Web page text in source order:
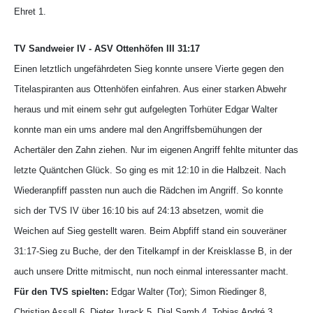
Ehret 1.
TV Sandweier IV - ASV Ottenhöfen III 31:17
Einen letztlich ungefährdeten Sieg konnte unsere Vierte gegen den
Titelaspiranten aus Ottenhöfen einfahren. Aus einer starken Abwehr
heraus und mit einem sehr gut aufgelegten Torhüter Edgar Walter
konnte man ein ums andere mal den Angriffsbemühungen der
Achertäler den Zahn ziehen. Nur im eigenen Angriff fehlte mitunter das
letzte Quäntchen Glück. So ging es mit 12:10 in die Halbzeit.
Nach
Wiederanpfiff passten nun auch die Rädchen im Angriff. So konnte
sich der TVS IV über 16:10 bis auf 24:13 absetzen, womit die
Weichen auf Sieg gestellt waren. Beim Abpfiff stand ein souveräner
31:17-Sieg zu Buche, der den Titelkampf in der Kreisklasse B, in der
auch unsere Dritte mitmischt, nun noch einmal interessanter macht.
Für den TVS spielten: Edgar Walter (Tor); Simon Riedinger 8,